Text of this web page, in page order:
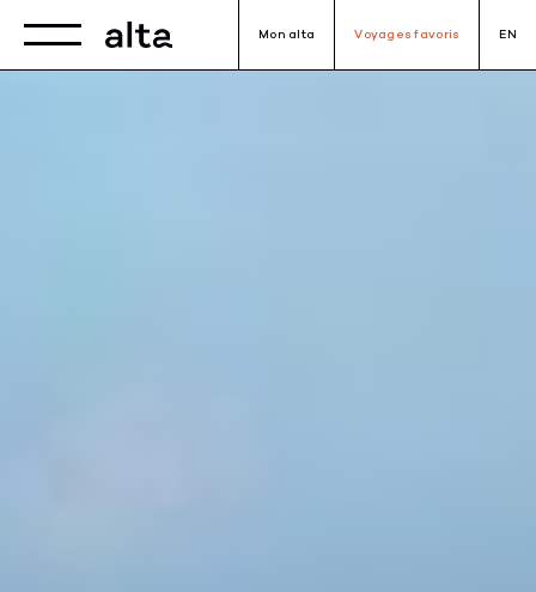
Toggle navigation Mon alta Voyages favoris EN